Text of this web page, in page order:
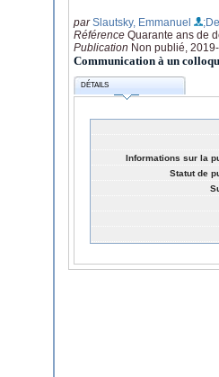
parSlautsky, Emmanuel
Référence Quarante ans de
Publication Non publié,
Communication à un
DÉTAILS
Informations sur la
Statut de